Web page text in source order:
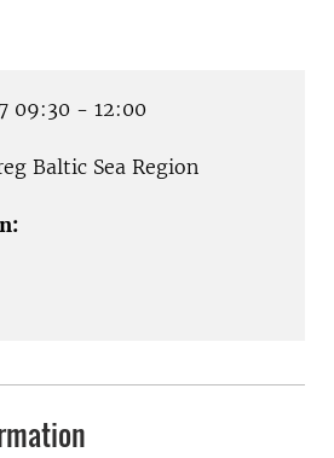
09:30 - 12:00
Baltic Sea Region